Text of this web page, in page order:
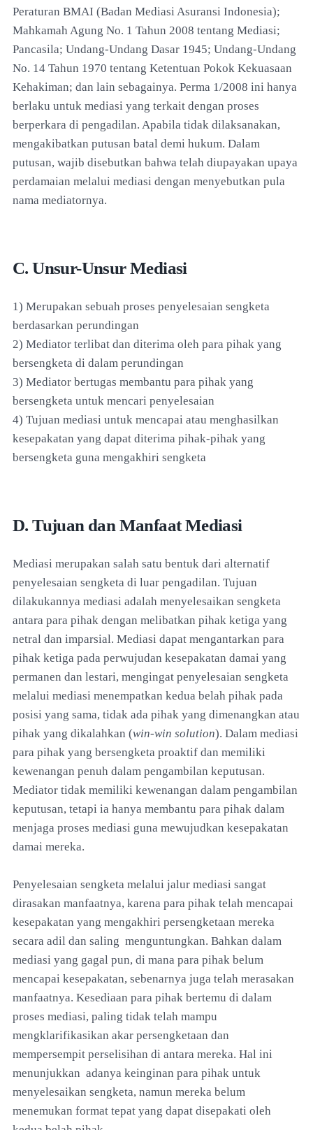
Peraturan BMAI (Badan Mediasi Asuransi Indonesia);
Mahkamah Agung No. 1 Tahun 2008 tentang Mediasi;
Pancasila; Undang-Undang Dasar 1945; Undang-Undang
No. 14 Tahun 1970 tentang Ketentuan Pokok Kekuasaan
Kehakiman; dan lain sebagainya. Perma 1/2008 ini hanya
berlaku untuk mediasi yang terkait dengan proses
berperkara di pengadilan. Apabila tidak dilaksanakan,
mengakibatkan putusan batal demi hukum. Dalam
putusan, wajib disebutkan bahwa telah diupayakan upaya
perdamaian melalui mediasi dengan menyebutkan pula
nama mediatornya.
C. Unsur-Unsur Mediasi
1) Merupakan sebuah proses penyelesaian sengketa
berdasarkan perundingan
2) Mediator terlibat dan diterima oleh para pihak yang
bersengketa di dalam perundingan
3) Mediator bertugas membantu para pihak yang
bersengketa untuk mencari penyelesaian
4) Tujuan mediasi untuk mencapai atau menghasilkan
kesepakatan yang dapat diterima pihak-pihak yang
bersengketa guna mengakhiri sengketa
D. Tujuan dan Manfaat Mediasi
Mediasi merupakan salah satu bentuk dari alternatif
penyelesaian sengketa di luar pengadilan. Tujuan
dilakukannya mediasi adalah menyelesaikan sengketa
antara para pihak dengan melibatkan pihak ketiga yang
netral dan imparsial. Mediasi dapat mengantarkan para
pihak ketiga pada perwujudan kesepakatan damai yang
permanen dan lestari, mengingat penyelesaian sengketa
melalui mediasi menempatkan kedua belah pihak pada
posisi yang sama, tidak ada pihak yang dimenangkan atau
pihak yang dikalahkan (win-win solution). Dalam mediasi
para pihak yang bersengketa proaktif dan memiliki
kewenangan penuh dalam pengambilan keputusan.
Mediator tidak memiliki kewenangan dalam pengambilan
keputusan, tetapi ia hanya membantu para pihak dalam
menjaga proses mediasi guna mewujudkan kesepakatan
damai mereka.
Penyelesaian sengketa melalui jalur mediasi sangat
dirasakan manfaatnya, karena para pihak telah mencapai
kesepakatan yang mengakhiri persengketaan mereka
secara adil dan saling menguntungkan. Bahkan dalam
mediasi yang gagal pun, di mana para pihak belum
mencapai kesepakatan, sebenarnya juga telah merasakan
manfaatnya. Kesediaan para pihak bertemu di dalam
proses mediasi, paling tidak telah mampu
mengklarifikasikan akar persengketaan dan
mempersempit perselisihan di antara mereka. Hal ini
menunjukkan adanya keinginan para pihak untuk
menyelesaikan sengketa, namun mereka belum
menemukan format tepat yang dapat disepakati oleh